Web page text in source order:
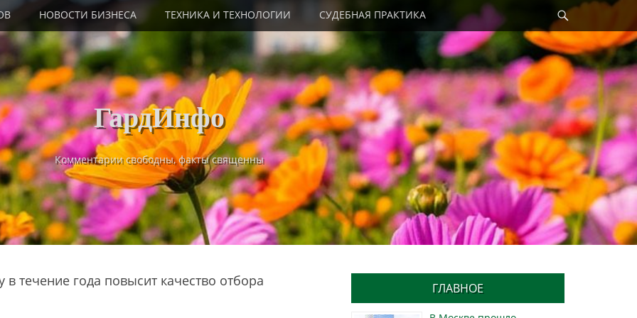
НОВОСТИ БИЗНЕСА ТЕХНИКА И ТЕХНОЛОГИИ СУДЕБНАЯ ПРАКТИКА
Найти
ГардИнфо
Комментарии свободны, факты священны
течение года повысит качество отбора ГЛАВНОЕ